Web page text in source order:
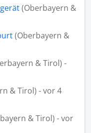
(Oberbayern &
(Oberbayern &
& Tirol) -
& Tirol) - vor 4
& Tirol) - vor